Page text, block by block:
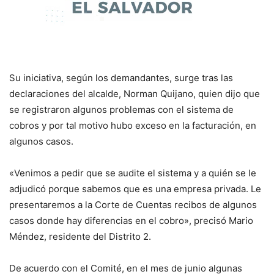
Su iniciativa, según los demandantes, surge tras las
declaraciones del alcalde, Norman Quijano, quien dijo que
se registraron algunos problemas con el sistema de
cobros y por tal motivo hubo exceso en la facturación, en
algunos casos.
«Venimos a pedir que se audite el sistema y a quién se le
adjudicó porque sabemos que es una empresa privada. Le
presentaremos a la Corte de Cuentas recibos de algunos
casos donde hay diferencias en el cobro», precisó Mario
Méndez, residente del Distrito 2.
De acuerdo con el Comité, en el mes de junio algunas